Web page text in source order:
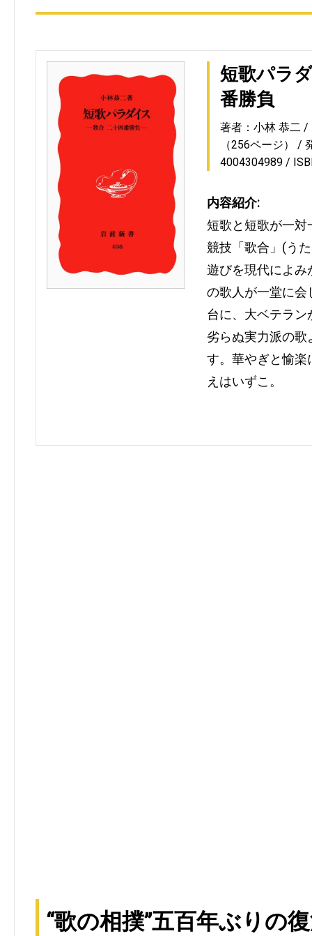
短歌パラ
番勝負
著者：小林 恭二
（256ページ）
4004304989
内容紹介:
短歌と短歌が一対
競技「歌合」(う
遊びを現代によみ
の歌人が一堂に会
台に、大ベテラ
劣らぬ実力派の歌
す。華やぎと愉楽
えはいずこ。
“歌の相撲”五百年ぶりの